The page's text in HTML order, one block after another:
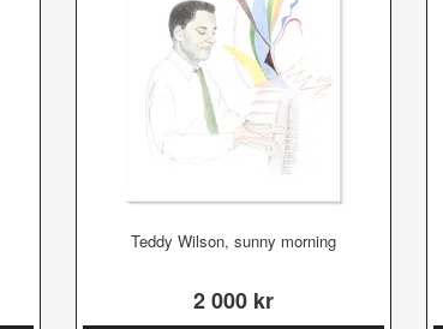
Teddy Wilson, sunny morning
2 000 kr